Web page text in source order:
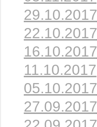
29.10.2017
22.10.2017
16.10.2017
11.10.2017
05.10.2017
27.09.2017